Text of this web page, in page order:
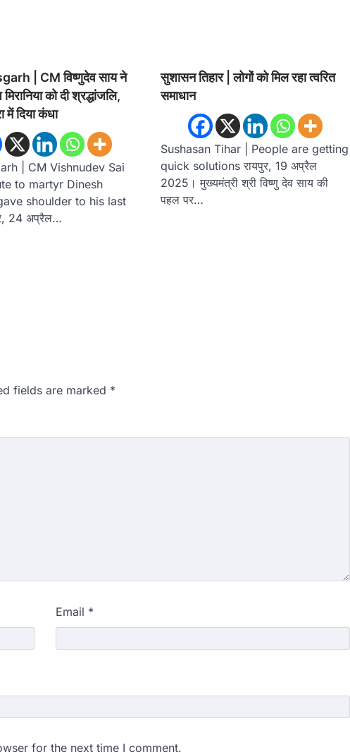
| CM विष्णुदेव साय ने
को दी श्रद्धांजलि,
में दिया कंधा
| CM Vishnudev Sai
to martyr Dinesh
shoulder to his last
24 अप्रैल…
सुशासन तिहार | लोगों को मिल रहा त्वरित
समाधान
Sushasan Tihar | People are getting
quick solutions रायपुर, 19 अप्रैल
2025। मुख्यमंत्री श्री विष्णु देव साय की
पहल पर…
fields are marked *
Email *
for the next time I comment.